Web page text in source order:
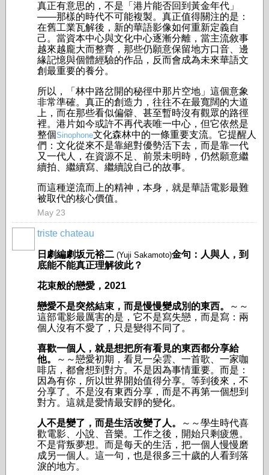
真正有意思的，不是「港片能否回到黃金年代」
——那樣的時代不可能複製。真正值得關注的是：
在舊工業瓦解後，新的華語影像如何重新定義自
己。當資本中心與文化中心逐漸分離，當主流敘事
越來越龐大而整齊，那些仍願意保留地方口音、邊
緣記憶與個體經驗的作品，反而會成為未來華語文
創最重要的養分。
所以，「林中路岔開的秘徑中那片空地」這個意象
非常準確。真正的創造力，往往不在最寬闊的大道
上，而在那些看似偏僻、甚至暫時沒有觀眾的路徑
裡。港片如今或許不再代表唯一中心，但它依然是
整個Sinophone文化森林中的一條重要支流。它提醒人
們：文化從來不是靠絕對優勢活下去，而是靠一代
又一代人，在資源不足、前景未明時，仍然願意繼
續拍、繼續寫、繼續說自己的故事。
而這種逆流而上的精神，本身，就是華語電影最難
被取代的核心價值。
May 23
triste chateau
日劇編劇坂元裕二 (Yuji Sakamoto)金句：人與人，到
底能不能真正理解彼此？
花束般的戀愛，2021
戀愛不是突然結束，而是慢慢變成別的東西。
～～
這部電影最厲害的是，它不是寫失戀，而是寫：兩
個人沒有不愛了，只是變得不同了。
喜歡一個人，就是想把所有看見的東西都分享給
他。
～～戀愛初期，看見一朵雲、一首歌、一家咖
啡店，都會想到對方。不是因為事情重要。而是：
因為有你，所以世界開始值得分享。等到後來，不
分享了。不是沒有東西分享，而是不再第一個想到
對方。這就是愛情最安靜的變化。
人不是變了，而是生活改變了人。
～～學生時代喜
歡電影、小說、音樂。工作之後，開始只剩疲憊。
不是背叛夢想。而是每天的生活，把一個人慢慢磨
成另一個人。這一句，也是很多三十歲的人看到落
淚的地方。